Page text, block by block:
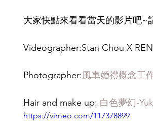
大家快點來看看當天的影片吧
Videographer:Stan Chou X
Photographer:風車婚禮概念工
Hair and make up: 白色夢幻-
https://vimeo.com/117378899